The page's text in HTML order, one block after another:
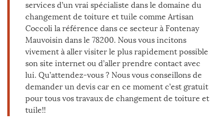
services d’un vrai spécialiste dans le domaine du
changement de toiture et tuile comme Artisan
Coccoli la référence dans ce secteur à Fontenay
Mauvoisin dans le 78200. Nous vous incitons
vivement à aller visiter le plus rapidement possible
son site internet ou d’aller prendre contact avec
lui. Qu’attendez-vous ? Nous vous conseillons de
demander un devis car en ce moment c’est gratuit
pour tous vos travaux de changement de toiture et
tuile!!